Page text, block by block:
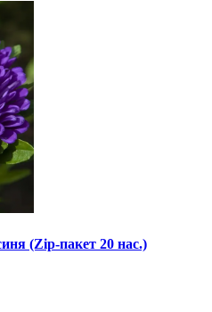
(Zip-пакет 20 нас.)